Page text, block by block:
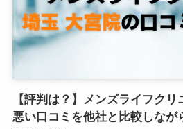
【評判は？】メンズライフク
悪い口コミを他社と比較しなが